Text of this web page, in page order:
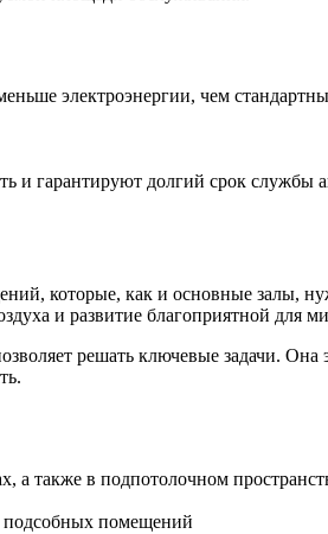
электроэнергии, чем
и гарантируют долгий срок службы
которые, как и основные залы,
и развитие благоприятной для
решать ключевые задачи.
а также в подпотолочном
подсобных помещений